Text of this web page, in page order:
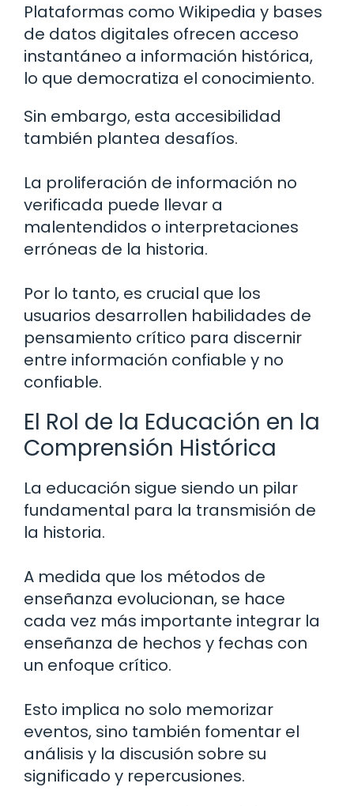
Plataformas como Wikipedia y bases
de datos digitales ofrecen acceso
instantáneo a información histórica,
lo que democratiza el conocimiento.
Sin embargo, esta accesibilidad
también plantea desafíos.
La proliferación de información no
verificada puede llevar a
malentendidos o interpretaciones
erróneas de la historia.
Por lo tanto, es crucial que los
usuarios desarrollen habilidades de
pensamiento crítico para discernir
entre información confiable y no
confiable.
El Rol de la Educación en la
Comprensión Histórica
La educación sigue siendo un pilar
fundamental para la transmisión de
la historia.
A medida que los métodos de
enseñanza evolucionan, se hace
cada vez más importante integrar la
enseñanza de hechos y fechas con
un enfoque crítico.
Esto implica no solo memorizar
eventos, sino también fomentar el
análisis y la discusión sobre su
significado y repercusiones.